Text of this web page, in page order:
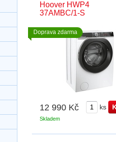
Hoover HWP4
37AMBC/1-S
12 990 Kč ks
Skladem
Doprava zdarma